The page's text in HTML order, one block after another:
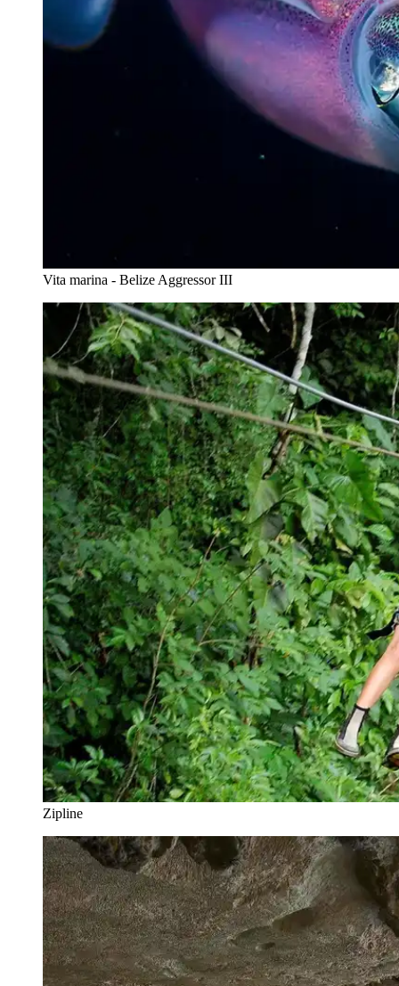
Vita marina - Belize Aggressor III
Zipline